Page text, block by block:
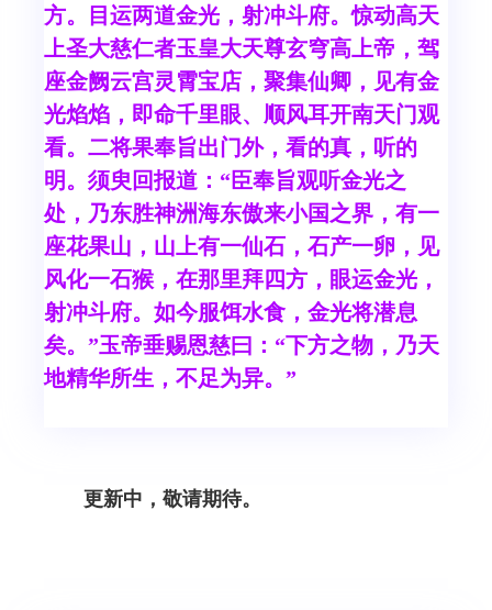
方。目运两道金光，射冲斗府。惊动高天
上圣大慈仁者玉皇大天尊玄穹高上帝，驾
座金阙云宫灵霄宝店，聚集仙卿，见有金
光焰焰，即命千里眼、顺风耳开南天门观
看。二将果奉旨出门外，看的真，听的
明。须臾回报道：“臣奉旨观听金光之
处，乃东胜神洲海东傲来小国之界，有一
座花果山，山上有一仙石，石产一卵，见
风化一石猴，在那里拜四方，眼运金光，
射冲斗府。如今服饵水食，金光将潜息
矣。”玉帝垂赐恩慈曰：“下方之物，乃天
地精华所生，不足为异。”
更新中，敬请期待。